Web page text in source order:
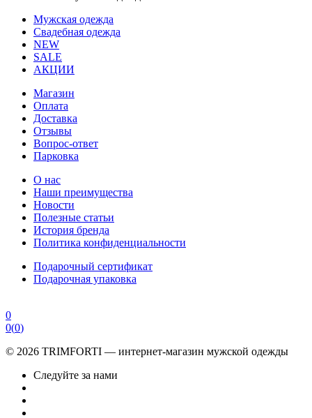
Мужская одежда
Свадебная одежда
NEW
SALE
АКЦИИ
Магазин
Оплата
Доставка
Отзывы
Вопрос-ответ
Парковка
О нас
Наши преимущества
Новости
Полезные статьи
История бренда
Политика конфиденциальности
Подарочный сертификат
Подарочная упаковка
0
0(0)
© 2026 TRIMFORTI — интернет-магазин мужской одежды
Следуйте за нами